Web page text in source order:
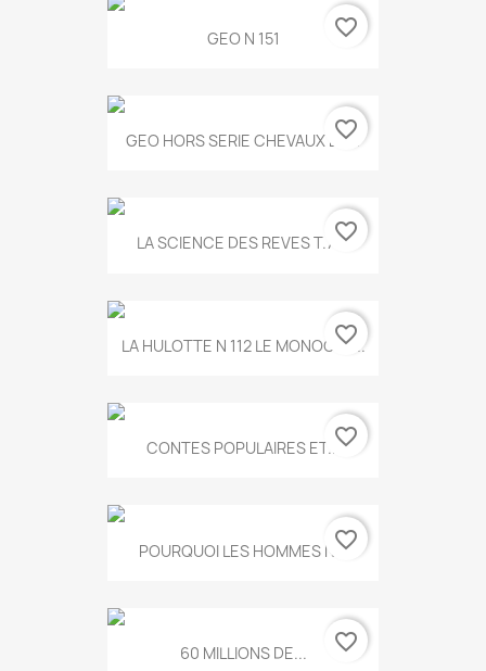
GEO N 151 favorite_border
GEO HORS SERIE CHEVAUX ET...
favorite_border
LA SCIENCE DES REVES T.787
favorite_border
LA HULOTTE N 112 LE MONOCLE...
favorite_border
CONTES POPULAIRES ET...favorite_border
POURQUOI LES HOMMES N...favorite_border
60 MILLIONS DE... favorite_border